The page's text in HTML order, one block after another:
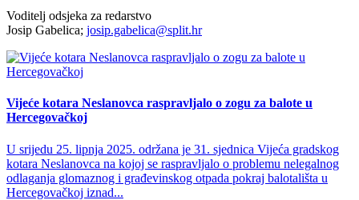
Voditelj odsjeka za redarstvo
Josip Gabelica; josip.gabelica@split.hr
Vijeće kotara Neslanovca raspravljalo o zogu za balote u
Hercegovačkoj
U srijedu 25. lipnja 2025. održana je 31. sjednica Vijeća gradskog
kotara Neslanovca na kojoj se raspravljalo o problemu nelegalnog
odlaganja glomaznog i građevinskog otpada pokraj balotališta u
Hercegovačkoj iznad...